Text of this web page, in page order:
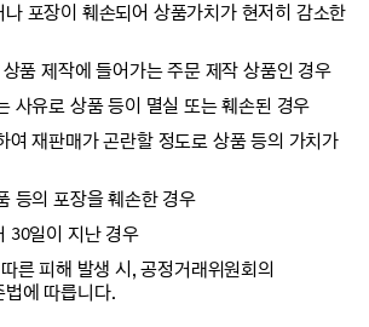
나 포장이 훼손되어 상품가치가 현저히 감소한
상품 제작에 들어가는 주문 제작 상품인 경우
사유로 상품 등이 멸실 또는 훼손된 경우
여 재판매가 곤란할 정도로 상품 등의 가치가
등의 포장을 훼손한 경우
30일이 지난 경우
른 피해 발생 시, 공정거래위원회의
에 따릅니다.